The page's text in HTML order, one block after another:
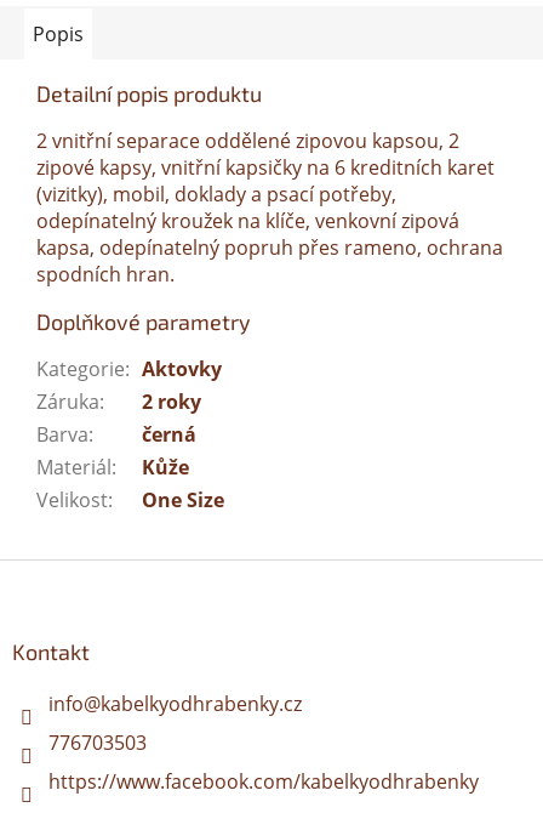
Popis
Detailní popis produktu
2 vnitřní separace oddělené zipovou kapsou, 2
zipové kapsy, vnitřní kapsičky na 6 kreditních karet
(vizitky), mobil, doklady a psací potřeby,
odepínatelný kroužek na klíče, venkovní zipová
kapsa, odepínatelný popruh přes rameno, ochrana
spodních hran.
Doplňkové parametry
Kategorie: Aktovky
Záruka:
2 roky
Barva:
černá
Materiál:
Kůže
Velikost: One Size
Kontakt
info@kabelkyodhrabenky.cz
776703503
https://www.facebook.com/kabelkyodhrabenky